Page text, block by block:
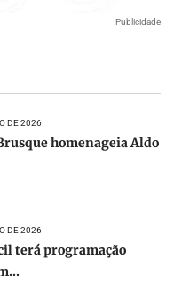
Publicidade
DE 2026
homenageia Aldo
DE 2026
terá programação